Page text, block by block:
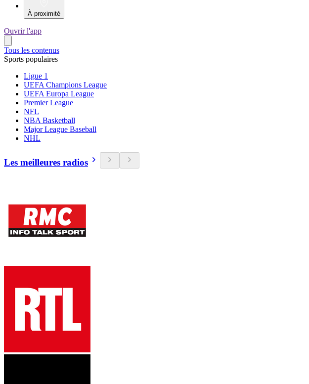
À proximité
Ouvrir l'app
Tous les contenus
Sports populaires
Ligue 1
UEFA Champions League
UEFA Europa League
Premier League
NFL
NBA Basketball
Major League Baseball
NHL
Les meilleures radios